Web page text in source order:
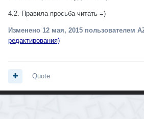
4.2. Правила просьба читать =)
Изменено 12 мая, 2015 пользователем
редактирования)
Quote